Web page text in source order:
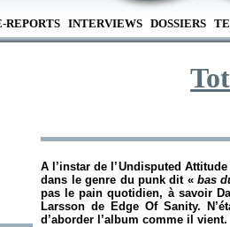
REPORTS INTERVIEWS DOSSIERS
A l’instar de l’Undisputed Attitude
dans le genre du punk dit «bas
pas le pain quotidien, à savoir
Larsson de Edge Of Sanity.
d’aborder l’album comme il vient.